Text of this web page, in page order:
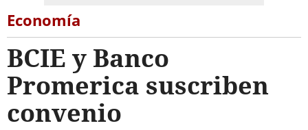
Economía
BCIE y Banco
Promerica suscriben
convenio